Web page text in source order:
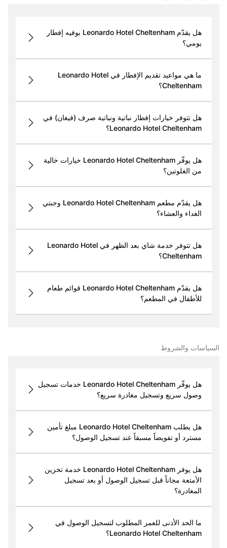
هل يقدّم Leonardo Hotel Cheltenham بوفيه إفطار
يومي؟
ما هي مواعيد تقديم الإفطار في Leonardo Hotel
Cheltenham؟
هل تتوفر خيارات إفطار نباتية ونباتية صرف (فيغان) في
Leonardo Hotel Cheltenham؟
هل يوفّر Leonardo Hotel Cheltenham خيارات خالية
من الغلوتين؟
هل يقدّم مطعم Leonardo Hotel Cheltenham وجبتي
الغداء والعشاء؟
هل تتوفر خدمة شاي بعد الظهر في Leonardo Hotel
Cheltenham؟
هل يقدّم Leonardo Hotel Cheltenham قوائم طعام
للأطفال في المطعم؟
السياسات والشروط
هل يوفّر Leonardo Hotel Cheltenham خدمات تسجيل
وصول سريع وتسجيل مغادرة سريع؟
هل يطلب Leonardo Hotel Cheltenham مبلغ تأمين
مسترد أو تفويضاً مسبقاً عند تسجيل الوصول؟
هل يوفر Leonardo Hotel Cheltenham خدمة تخزين
الأمتعة مجاناً قبل تسجيل الوصول أو بعد تسجيل
المغادرة؟
ما الحد الأدنى للعمر المطلوب لتسجيل الوصول في
Leonardo Hotel Cheltenham؟